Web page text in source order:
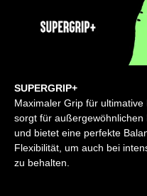
SUPERGRIP+
Maximaler Grip für
sorgt für
und bietet eine perfekte
Flexibilität, um auch bei
zu behalten.